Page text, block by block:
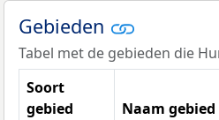
Gebieden
Tabel met de gebieden die
Soort
gebied
Naam gebied